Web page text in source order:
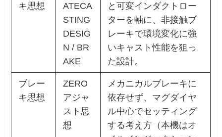
キ思想
ATECA
STING
DESIG
N / BR
AKE
と可変インダクトロー
ターを軸に、非接触ブ
レーキで環境変化に強
いキャスト性能を狙っ
た設計。
ブレー
キ思想
ZERO
アジャ
スト思
想
メカニカルブレーキに
依存せず、マグダイヤ
ル中心でセッティング
する考え方（本機はオ